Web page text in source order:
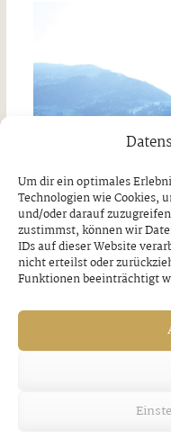
Um dir ein optimales
Technologien wie Cookies,
und/oder darauf
zustimmst, können wir
IDs auf dieser Website
nicht erteilst oder
Funktionen beeinträchtigt
Perfekte
TVB Stuttgart